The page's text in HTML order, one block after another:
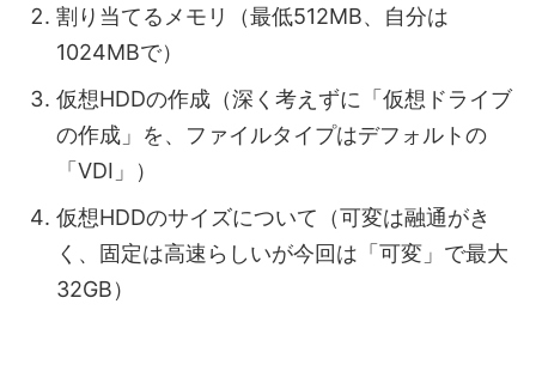
割り当てるメモリ（最低512MB、自分は
1024MBで）
仮想HDDの作成（深く考えずに「仮想ドライブ
の作成」を、ファイルタイプはデフォルトの
「VDI」）
仮想HDDのサイズについて（可変は融通がき
く、固定は高速らしいが今回は「可変」で最大
32GB）